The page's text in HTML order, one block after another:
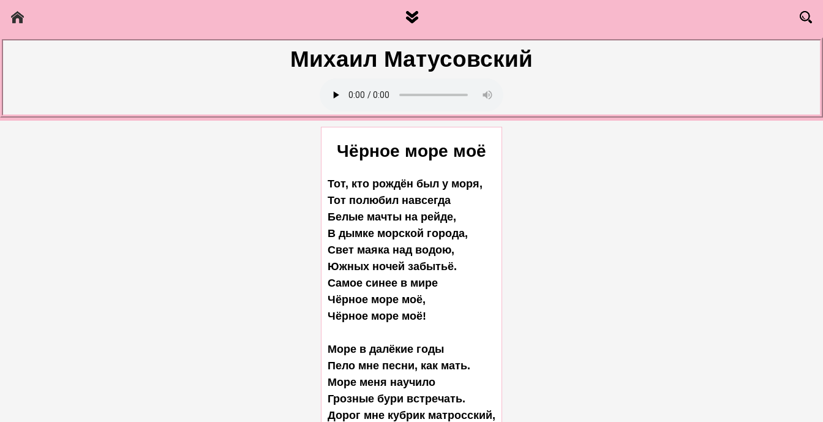
Михаил Матусовский
Чёрное море моё
Тот, кто рождён был у моря,
Тот полюбил навсегда
Белые мачты на рейде,
В дымке морской города,
Свет маяка над водою,
Южных ночей забытьё.
Самое синее в мире
Чёрное море моё,
Чёрное море моё!
Море в далёкие годы
Пело мне песни, как мать.
Море меня научило
Грозные бури встречать.
Дорог мне кубрик матросский,